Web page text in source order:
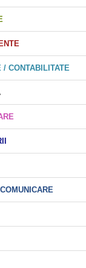
/ CONTABILITATE